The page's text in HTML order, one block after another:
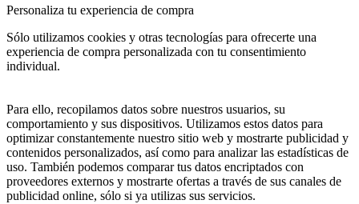
Personaliza tu experiencia de compra
Sólo utilizamos cookies y otras tecnologías para ofrecerte una
experiencia de compra personalizada con tu consentimiento
individual.
Para ello, recopilamos datos sobre nuestros usuarios, su
comportamiento y sus dispositivos. Utilizamos estos datos para
optimizar constantemente nuestro sitio web y mostrarte publicidad y
contenidos personalizados, así como para analizar las estadísticas de
uso. También podemos comparar tus datos encriptados con
proveedores externos y mostrarte ofertas a través de sus canales de
publicidad online, sólo si ya utilizas sus servicios.